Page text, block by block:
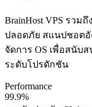
BrainHost VPS รวม
ปลอดภัย สแนปชอตอั
จัดการ OS เพื่อสนับ
ระดับโปรดักชัน
Performance
99.9%